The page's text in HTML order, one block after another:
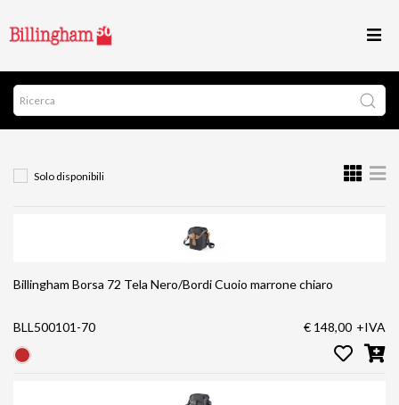
Solo disponibili
Billingham Borsa 72 Tela Nero/Bordi Cuoio marrone chiaro
BLL500101-70 € 148,00 +IVA